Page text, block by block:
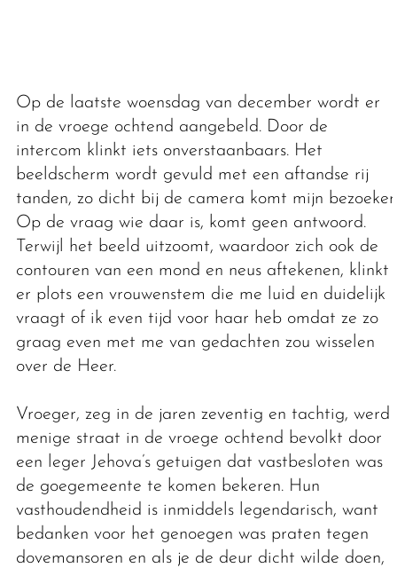
Op de laatste woensdag van december wordt er
in de vroege ochtend aangebeld. Door de
intercom klinkt iets onverstaanbaars. Het
beeldscherm wordt gevuld met een aftandse rij
tanden, zo dicht bij de camera komt mijn bezoeker.
Op de vraag wie daar is, komt geen antwoord.
Terwijl het beeld uitzoomt, waardoor zich ook de
contouren van een mond en neus aftekenen, klinkt
er plots een vrouwenstem die me luid en duidelijk
vraagt of ik even tijd voor haar heb omdat ze zo
graag even met me van gedachten zou wisselen
over de Heer.
Vroeger, zeg in de jaren zeventig en tachtig, werd
menige straat in de vroege ochtend bevolkt door
een leger Jehova’s getuigen dat vastbesloten was
de goegemeente te komen bekeren. Hun
vasthoudendheid is inmiddels legendarisch, want
bedanken voor het genoegen was praten tegen
dovemansoren en als je de deur dicht wilde doen,